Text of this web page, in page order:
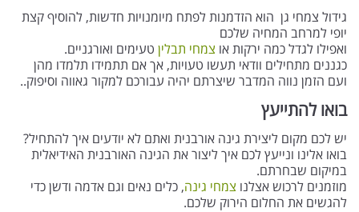
גידול צמחי גן הוא הזדמנות לפתח מיומנויות חדשות, להוסיף קצת
יופי למרחב המחיה שלכם
ואפילו לגדל כמה ירקות או צמחי תבלין טעימים ואורגניים.
כגננים מתחילים וודאי תעשו טעויות, אך אם תתמידו תלמדו מהן
ועם הזמן נווה המדבר שיצרתם יהיה עבורכם למקור גאווה וסיפוק..
בואו להתייעץ
יש לכם מקום ליצירת גינה אורבנית ואתם לא יודעים איך להתחיל?
בואו אלינו ונייעץ לכם איך ליצור את הגינה האורבנית האידיאלית
במיקום שבחרתם.
מוזמנים לרכוש אצלנו צמחי גינה, כלים נאים וגם אדמה ודשן כדי
להגשים את החלום הירוק שלכם.